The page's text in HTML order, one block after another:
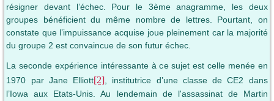
résigner devant l’échec. Pour le 3ème anagramme, les deux
groupes bénéficient du même nombre de lettres. Pourtant, on
constate que l’impuissance acquise joue pleinement car la majorité
du groupe 2 est convaincue de son futur échec.
La seconde expérience intéressante à ce sujet est celle menée en
1970 par Jane Elliott[2], institutrice d’une classe de CE2 dans
l’Iowa aux Etats-Unis. Au lendemain de l'assassinat de Martin